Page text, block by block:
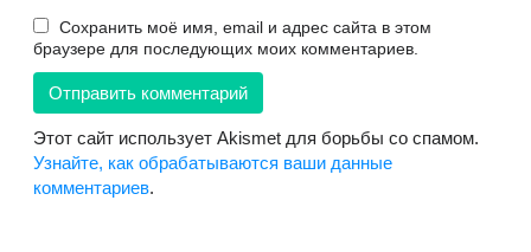
Сохранить моё имя, email и адрес сайта в этом
браузере для последующих моих комментариев.
Этот сайт использует Akismet для борьбы со спамом.
Узнайте, как обрабатываются ваши данные
комментариев.